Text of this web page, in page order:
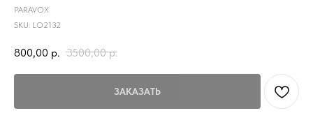
PARAVOX
SKU: LO2132
800,00 р. 3500,00 р.
ЗАКАЗАТЬ